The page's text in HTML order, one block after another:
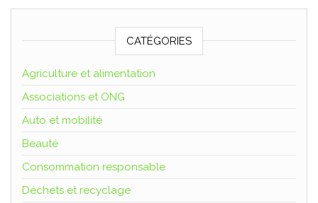
CATÉGORIES
Agriculture et alimentation
Associations et ONG
Auto et mobilité
Beauté
Consommation responsable
Déchets et recyclage